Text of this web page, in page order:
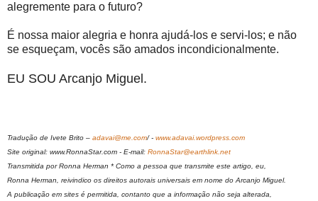
alegremente para o futuro?
É nossa maior alegria e honra ajudá-los e servi-los; e não
se esqueçam, vocês são amados incondicionalmente.
EU SOU Arcanjo Miguel.
Tradução de Ivete Brito – adavai@me.com/ - www.adavai.wordpress.com
Site original: www.RonnaStar.com - E-mail: RonnaStar@earthlink.net
Transmitida por Ronna Herman * Como a pessoa que transmite este artigo, eu,
Ronna Herman, reivindico os direitos autorais universais em nome do Arcanjo Miguel.
A publicação em sites é permitida, contanto que a informação não seja alterada,